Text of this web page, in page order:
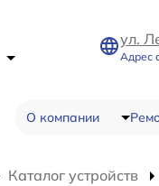
ул.
Адрес
О компании
Каталог устройств